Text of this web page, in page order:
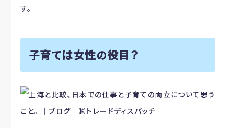
す。
子育ては女性の役目？